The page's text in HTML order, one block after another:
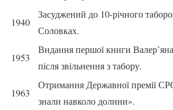
1940
Засуджений до 10-річного
Соловках.
1953
Видання першої книги
після звільнення з табору.
1963
Отримання Державної премії
знали навколо долини».